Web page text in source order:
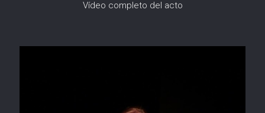
Vídeo completo del acto